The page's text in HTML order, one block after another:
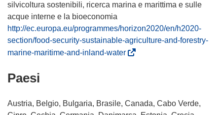
silvicoltura sostenibili, ricerca marina e marittima e sulle
http://ec.europa.eu/programmes/horizon2020/en/h2020-
section/food-security-sustainable-agriculture-and-forestry-
marine-maritime-and-inland-water(
p
Paesi
Austria, Belgio, Bulgaria, Brasile, Canada, Cabo Verde,